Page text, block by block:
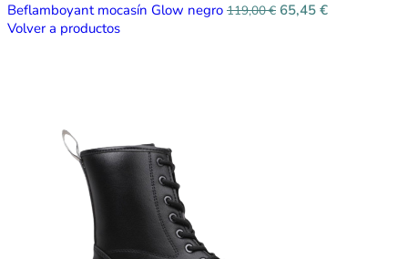
Beflamboyant mocasín Glow negro 119,00€ 65,45 €
Volver a productos